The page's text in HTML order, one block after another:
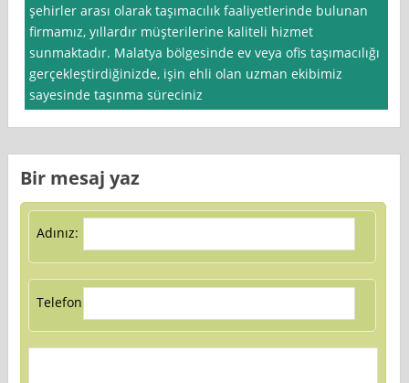
şehirler arası olarak taşımacılık faaliyetlerinde bulunan
firmamız, yıllardır müşterilerine kaliteli hizmet
sunmaktadır. Malatya bölgesinde ev veya ofis taşımacılığı
gerçekleştirdiğinizde, işin ehli olan uzman ekibimiz
sayesinde taşınma süreciniz
Bir mesaj yaz
Adınız:
Telefon: